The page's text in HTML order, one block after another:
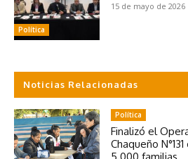
Política
15 de mayo de 2026
Noticias Relacionadas
Política
Finalizó el
Chaqueño